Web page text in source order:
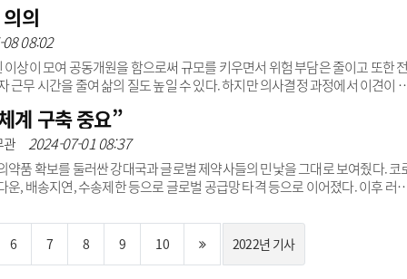
되고 있는 것 같다.그런데 이런 이슈들은 단지 응급의료만의 문제가 아니라
의 이슈들도 독립적으로 발생하기 보다는 상호 밀접하게 관련돼 악순환을 거
라는 사회문제..
의
08:02
상이 모여 공동개원을 함으로써 규모를 키우면서 위험 부담은 줄이고 또한
근무 시간을 줄여 삶의 질도 높일 수 있다. 하지만 의사결정 과정에서 이견이
아직까지 공동개원에 대한 명확한 표준약관 및 논의 결과에 따른 정책적 합
전에 예방하고 공동개원을 활성화하기 위한 방안으로 공동개원에 대한 표
공동개원의 운영을 위..
계 구축 중요”
관 2024-07-01 08:37
품 확보를 둘러싼 강대국과 글로벌 제약사들의 민낯을 그대로 보여줬다. 코
, 배송지연, 수송제한 등으로 글로벌 공급망 타격 등으로 이어졌다. 이후 러
시에 원료 및 완제의약품 자급도 등 이른바 ‘제약주권’ 확보에 심혈을 기울
악해지고 있으나, 트윈데믹 등 호흡기 질환이 빈번해짐에 따라 수요는 크게
6 7 8 9 10 2022년 기사